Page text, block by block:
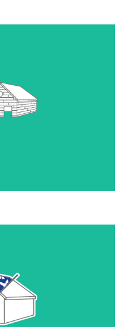
de votre client sans
différentes étapes du
mieux la mise en oeuvre
de jongler entre les
de proposition visuelle
C’est ce que